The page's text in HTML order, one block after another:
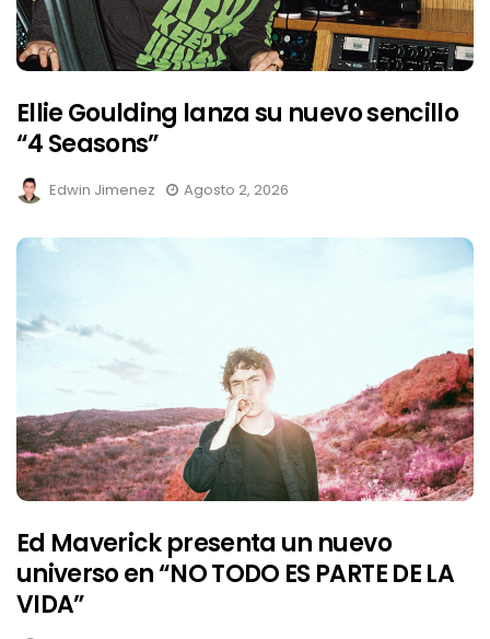
Ellie Goulding lanza su nuevo sencillo
“4 Seasons”
Edwin Jimenez Agosto 2, 2026
Ed Maverick presenta un nuevo
universo en “NO TODO ES PARTE DE LA
VIDA”